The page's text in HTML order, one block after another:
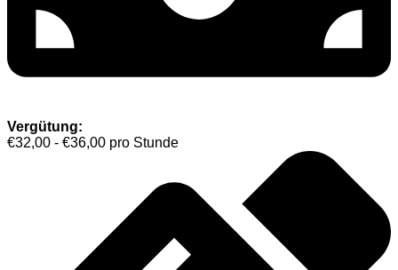
Vergütung:
€32,00 - €36,00 pro Stunde